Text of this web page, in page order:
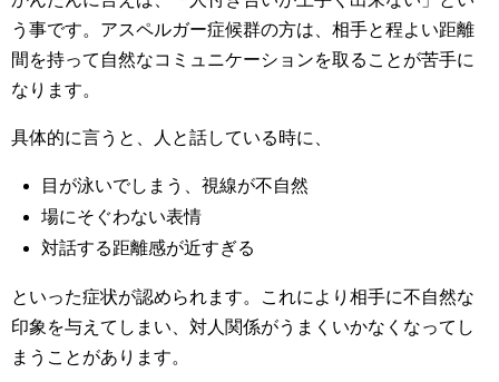
う事です。アスペルガー症候群の方は、相手と程よい距離
間を持って自然なコミュニケーションを取ることが苦手に
なります。
具体的に言うと、人と話している時に、
目が泳いでしまう、視線が不自然
場にそぐわない表情
対話する距離感が近すぎる
といった症状が認められます。これにより相手に不自然な
印象を与えてしまい、対人関係がうまくいかなくなってし
まうことがあります。